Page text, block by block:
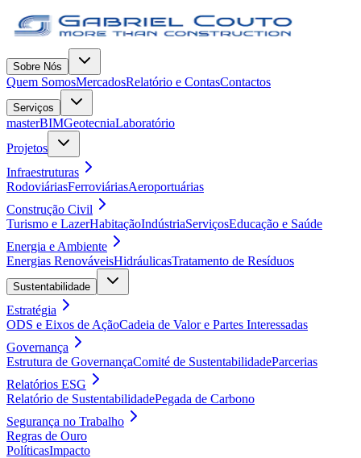
Sobre Nós
Quem SomosMercadosRelatório e ContasContactos
Serviços
masterBIMGeotecniaLaboratório
Projetos
Infraestruturas
RodoviáriasFerroviáriasAeroportuárias
Construção Civil
Turismo e LazerHabitaçãoIndústriaServiçosEducação e Saúde
Energia e Ambiente
Energias RenováveisHidráulicasTratamento de Resíduos
Sustentabilidade
Estratégia
ODS e Eixos de AçãoCadeia de Valor e Partes Interessadas
Governança
Estrutura de GovernançaComité de SustentabilidadeParcerias
Relatórios ESG
Relatório de SustentabilidadePegada de Carbono
Segurança no Trabalho
Regras de Ouro
PolíticasImpacto